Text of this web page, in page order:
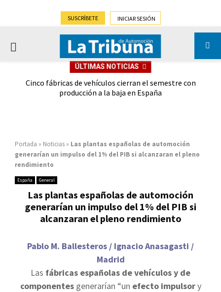
SUSCRÍBETE INICIAR SESIÓN
PRIMARY
ÚLTIMAS NOTICIAS
Cinco fábricas de vehículos cierran el semestre con
producción a la baja en España
Portada » Noticias » Las plantas españolas de automoción
generarían un impulso del 1% del PIB si alcanzaran el pleno
rendimiento
España General
Las plantas españolas de automoción
generarían un impulso del 1% del PIB si
alcanzaran el pleno rendimiento
Pablo M. Ballesteros / Ignacio Anasagasti /
Madrid
Las fábricas españolas de vehículos y de
componentesgenerarían “un efecto impulsory